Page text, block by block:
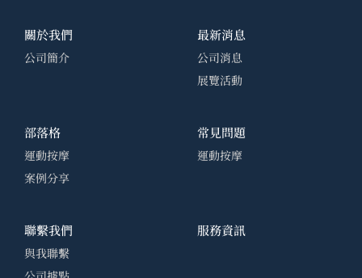
關於我們
公司簡介
最新消息
公司消息
展覽活動
部落格
運動按摩
案例分享
常見問題
運動按摩
聯繫我們
與我聯繫
服務資訊